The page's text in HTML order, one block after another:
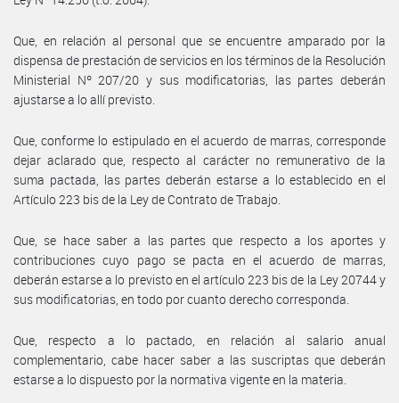
Que, en relación al personal que se encuentre amparado por la
dispensa de prestación de servicios en los términos de la Resolución
Ministerial Nº 207/20 y sus modificatorias, las partes deberán
ajustarse a lo allí previsto.
Que, conforme lo estipulado en el acuerdo de marras, corresponde
dejar aclarado que, respecto al carácter no remunerativo de la
suma pactada, las partes deberán estarse a lo establecido en el
Artículo 223 bis de la Ley de Contrato de Trabajo.
Que, se hace saber a las partes que respecto a los aportes y
contribuciones cuyo pago se pacta en el acuerdo de marras,
deberán estarse a lo previsto en el artículo 223 bis de la Ley 20744 y
sus modificatorias, en todo por cuanto derecho corresponda.
Que, respecto a lo pactado, en relación al salario anual
complementario, cabe hacer saber a las suscriptas que deberán
estarse a lo dispuesto por la normativa vigente en la materia.